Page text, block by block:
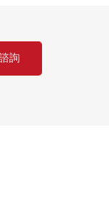
詢